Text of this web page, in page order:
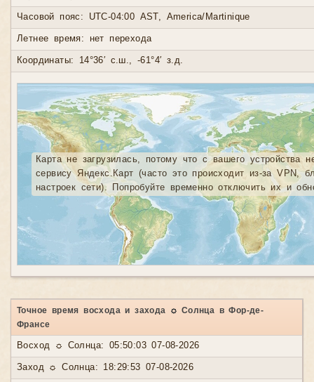
Часовой пояс: UTC-04:00 AST, America/Martinique
Летнее время: нет перехода
Координаты: 14°36′ с.ш., -61°4′ з.д.
Карта не загрузилась, потому что с вашего устройства
сервису Яндекс.Карт (часто это происходит из-за VPN,
настроек сети). Попробуйте временно отключить их и
Точное время восхода и захода ☼ Солнца в Фор-де-
Франсе
Восход ☼ Солнца: 05:50:03 07-08-2026
Заход ☼ Солнца: 18:29:53 07-08-2026